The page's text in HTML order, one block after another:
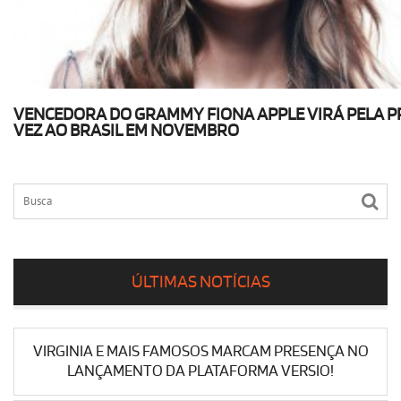
VENCEDORA DO GRAMMY FIONA APPLE VIRÁ PELA
VEZ AO BRASIL EM NOVEMBRO
ÚLTIMAS NOTÍCIAS
VIRGINIA E MAIS FAMOSOS MARCAM PRESENÇA NO
LANÇAMENTO DA PLATAFORMA VERSIO!